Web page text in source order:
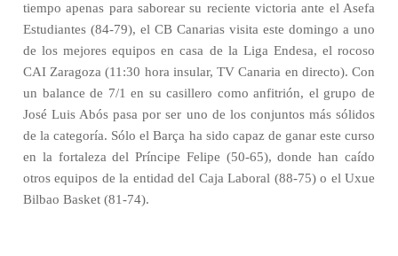
tiempo apenas para saborear su reciente victoria ante el Asefa
Estudiantes (84-79), el CB Canarias visita este domingo a uno
de los mejores equipos en casa de la Liga Endesa, el rocoso
CAI Zaragoza (11:30 hora insular, TV Canaria en directo). Con
un balance de 7/1 en su casillero como anfitrión, el grupo de
José Luis Abós pasa por ser uno de los conjuntos más sólidos
de la categoría. Sólo el Barça ha sido capaz de ganar este curso
en la fortaleza del Príncipe Felipe (50-65), donde han caído
otros equipos de la entidad del Caja Laboral (88-75) o el Uxue
Bilbao Basket (81-74).